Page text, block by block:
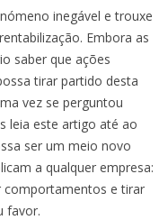
inegável e trouxe
Embora as
saber que ações
tirar partido desta
vez se perguntou
leia este artigo até ao
ser um meio novo
a qualquer empresa:
comportamentos e tirar
favor.